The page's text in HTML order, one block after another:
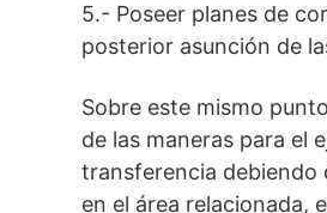
5.- Poseer planes de
posterior asunción de
Sobre este mismo
de las maneras para el
transferencia debiendo
en el área relacionada,